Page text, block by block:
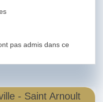
pas admis dans ce
- Saint Arnoult